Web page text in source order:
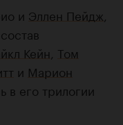
и Эллен Пейдж
Кейн Том
и Марион
в его трилогии